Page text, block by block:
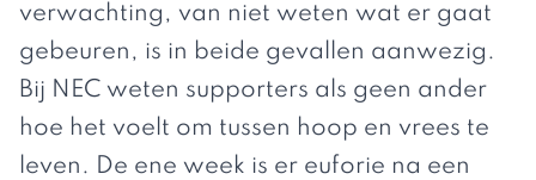
verwachting, van niet weten wat er gaat
gebeuren, is in beide gevallen aanwezig.
Bij NEC weten supporters als geen ander
hoe het voelt om tussen hoop en vrees te
leven. De ene week is er euforie na een